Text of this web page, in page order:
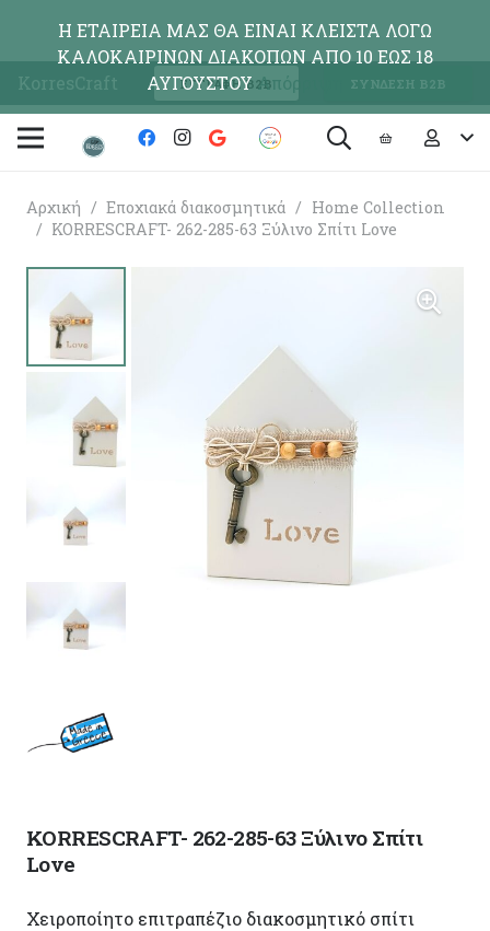
KorresCraft ΕΓΓΡΑΦΗ Β2Β ΣΥΝΔΕΣΗ Β2Β
Αρχική / Εποχιακά διακοσμητικά / Home Collection
/ KORRESCRAFT- 262-285-63 Ξύλινo Σπίτι Love
KORRESCRAFT- 262-285-63 Ξύλινo Σπίτι
Love
Χειροποίητο επιτραπέζιο διακοσμητικό σπίτι
Η ΕΤΑΙΡΕΙΑ ΜΑΣ ΘΑ ΕΙΝΑΙ ΚΛΕΙΣΤΑ ΛΟΓΩ
ΚΑΛΟΚΑΙΡΙΝΩΝ ΔΙΑΚΟΠΩΝ ΑΠΟ 10 ΕΩΣ 18
ΑΥΓΟΥΣΤΟΥΑπόρριψη